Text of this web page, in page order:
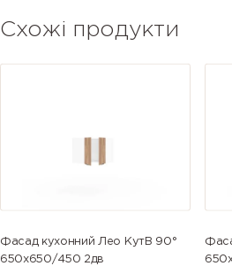
Схожі продукти
Фасад кухонний Лео КутВ 90°
650х650/450 2дв